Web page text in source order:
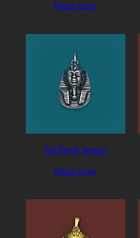
Read more
Tut Ench Amun
Read more